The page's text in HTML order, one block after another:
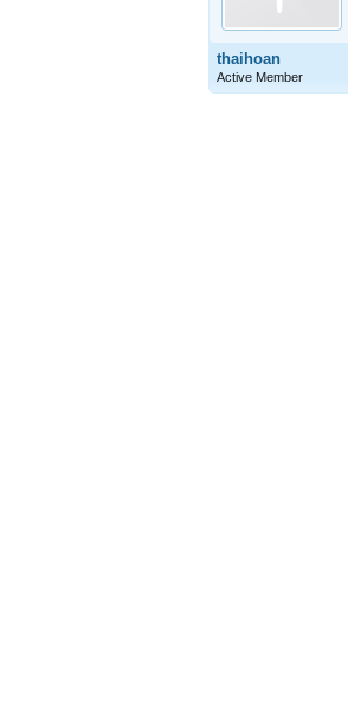
thaihoan
Active Member